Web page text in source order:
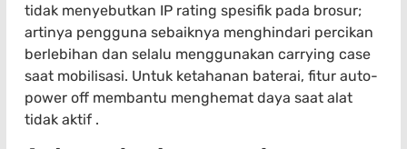
tidak menyebutkan IP rating spesifik pada brosur;
artinya pengguna sebaiknya menghindari percikan
berlebihan dan selalu menggunakan carrying case
saat mobilisasi. Untuk ketahanan baterai, fitur auto-
power off membantu menghemat daya saat alat
tidak aktif .